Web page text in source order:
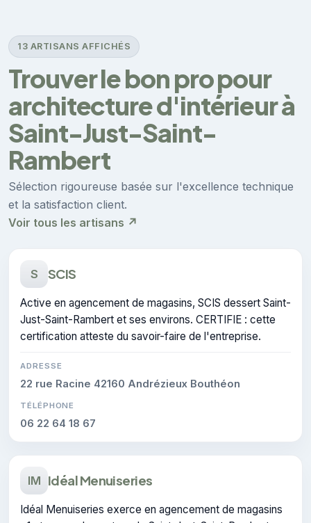
13 ARTISANS AFFICHÉS
Trouver le bon pro pour
architecture d'intérieur à
Saint-Just-Saint-
Rambert
Sélection rigoureuse basée sur l'excellence technique
et la satisfaction client.
Voir tous les artisans ↗
S SCIS
Active en agencement de magasins, SCIS dessert Saint-
Just-Saint-Rambert et ses environs. CERTIFIE : cette
certification atteste du savoir-faire de l'entreprise.
ADRESSE
22 rue Racine 42160 Andrézieux Bouthéon
TÉLÉPHONE
06 22 64 18 67
IM Idéal Menuiseries
Idéal Menuiseries exerce en agencement de magasins